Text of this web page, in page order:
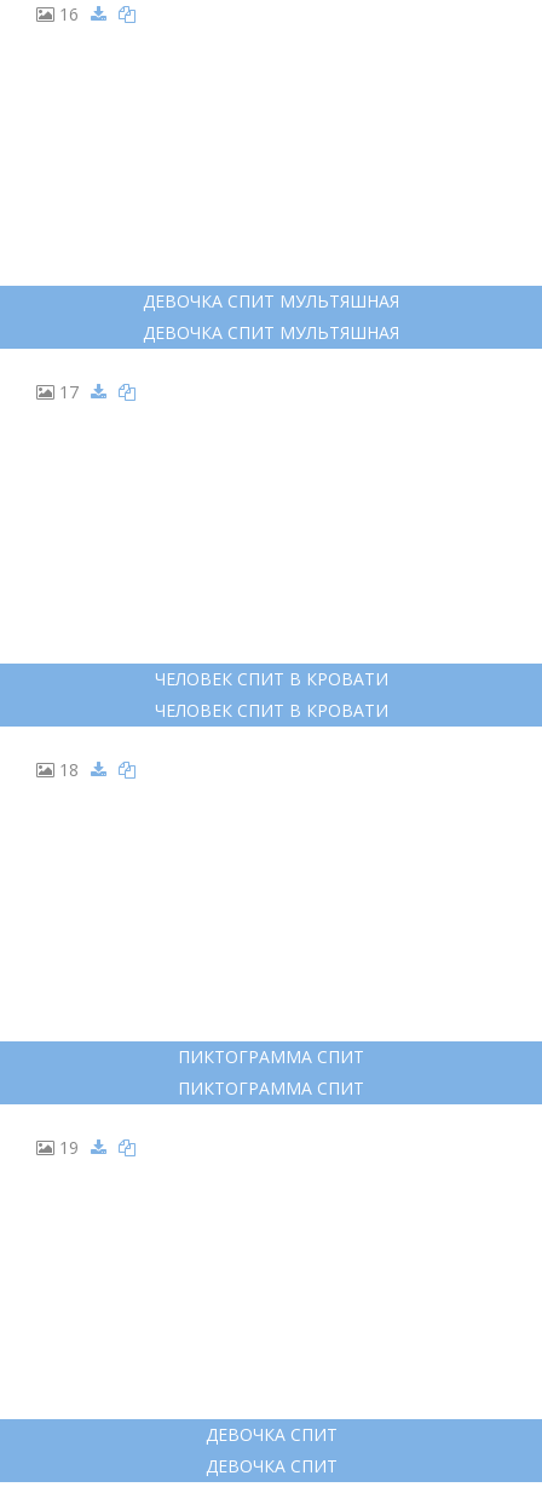
16
ДЕВОЧКА СПИТ МУЛЬТЯШНАЯ
ДЕВОЧКА СПИТ МУЛЬТЯШНАЯ
17
ЧЕЛОВЕК СПИТ В КРОВАТИ
ЧЕЛОВЕК СПИТ В КРОВАТИ
18
ПИКТОГРАММА СПИТ
ПИКТОГРАММА СПИТ
19
ДЕВОЧКА СПИТ
ДЕВОЧКА СПИТ